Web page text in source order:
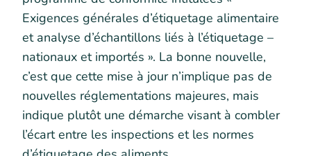
Exigences générales d’étiquetage alimentaire
et analyse d’échantillons liés à l’étiquetage –
nationaux et importés ». La bonne nouvelle,
c’est que cette mise à jour n’implique pas de
nouvelles réglementations majeures, mais
indique plutôt une démarche visant à combler
l’écart entre les inspections et les normes